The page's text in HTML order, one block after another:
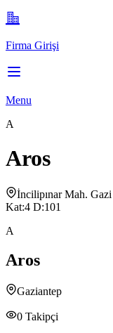
Firma Girişi
Menu
A
Aros
İncilipınar Mah.
Kat:4 D:101
A
Aros
Gaziantep
0 Takipçi